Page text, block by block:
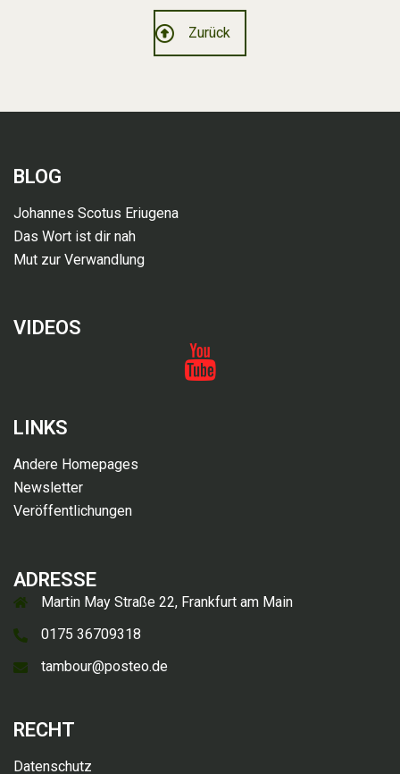
Zurück
BLOG
Johannes Scotus Eriugena
Das Wort ist dir nah
Mut zur Verwandlung
VIDEOS
LINKS
Andere Homepages
Newsletter
Veröffentlichungen
ADRESSE
Martin May Straße 22, Frankfurt am Main
0175 36709318
tambour@posteo.de
RECHT
Datenschutz